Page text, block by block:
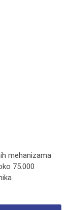
mehanizama
75.000